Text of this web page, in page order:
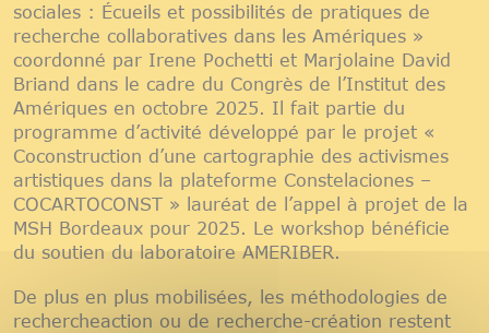
sociales : Écueils et possibilités de pratiques de
recherche collaboratives dans les Amériques »
coordonné par Irene Pochetti et Marjolaine David
Briand dans le cadre du Congrès de l’Institut des
Amériques en octobre 2025. Il fait partie du
programme d’activité développé par le projet «
Coconstruction d’une cartographie des activismes
artistiques dans la plateforme Constelaciones –
COCARTOCONST » lauréat de l’appel à projet de la
MSH Bordeaux pour 2025. Le workshop bénéficie
du soutien du laboratoire AMERIBER.
De plus en plus mobilisées, les méthodologies de
rechercheaction ou de recherche-création restent